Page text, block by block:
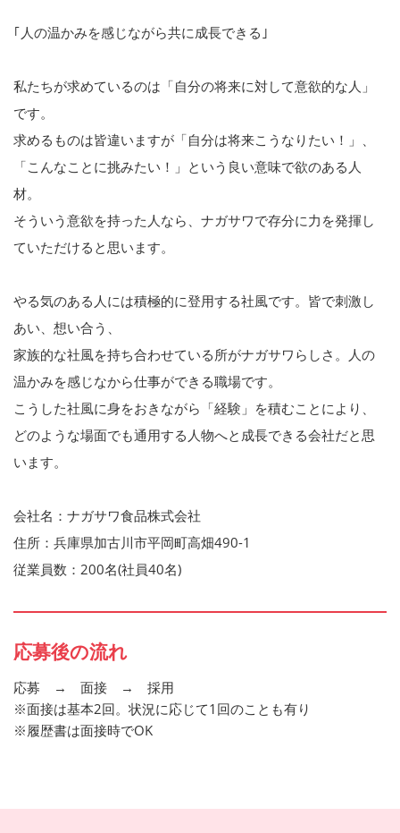
｢人の温かみを感じながら共に成長できる｣
私たちが求めているのは「自分の将来に対して意欲的な人」
です。
求めるものは皆違いますが「自分は将来こうなりたい！」、
「こんなことに挑みたい！」という良い意味で欲のある人
材。
そういう意欲を持った人なら、ナガサワで存分に力を発揮し
ていただけると思います。
やる気のある人には積極的に登用する社風です。皆で刺激し
あい、想い合う、
家族的な社風を持ち合わせている所がナガサワらしさ。人の
温かみを感じなから仕事ができる職場です。
こうした社風に身をおきながら「経験」を積むことにより、
どのような場面でも通用する人物へと成長できる会社だと思
います。
会社名：ナガサワ食品株式会社
住所：兵庫県加古川市平岡町高畑490-1
従業員数：200名(社員40名)
応募後の流れ
応募 → 面接 → 採用
※面接は基本2回。状況に応じて1回のことも有り
※履歴書は面接時でOK